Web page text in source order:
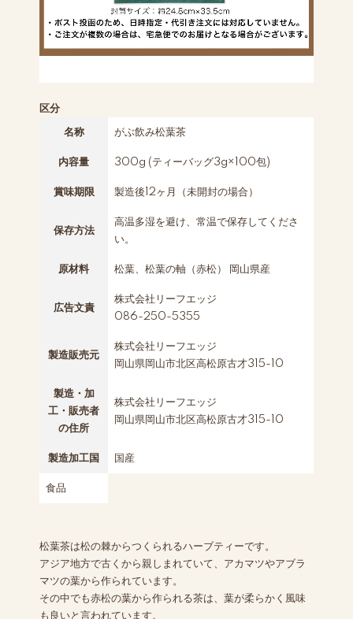
区分
名称 がぶ飲み松葉茶
内容量 300g (ティーバッグ3g×100包)
賞味期限 製造後12ヶ月（未開封の場合）
保存方法
高温多湿を避け、常温で保存してくださ
い。
原材料 松葉、松葉の軸（赤松） 岡山県産
広告文責
株式会社リーフエッジ
086-250-5355
製造販売元
株式会社リーフエッジ
岡山県岡山市北区高松原古才315-10
製造・加
工・販売者
の住所
株式会社リーフエッジ
岡山県岡山市北区高松原古才315-10
製造加工国 国産
食品
松葉茶は松の棘からつくられるハーブティーです。
アジア地方で古くから親しまれていて、アカマツやアブラ
マツの葉から作られています。
その中でも赤松の葉から作られる茶は、葉が柔らかく風味
も良いと言われています。